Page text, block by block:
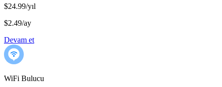
$24.99/yıl
$2.49/ay
Devam et
WiFi Bulucu